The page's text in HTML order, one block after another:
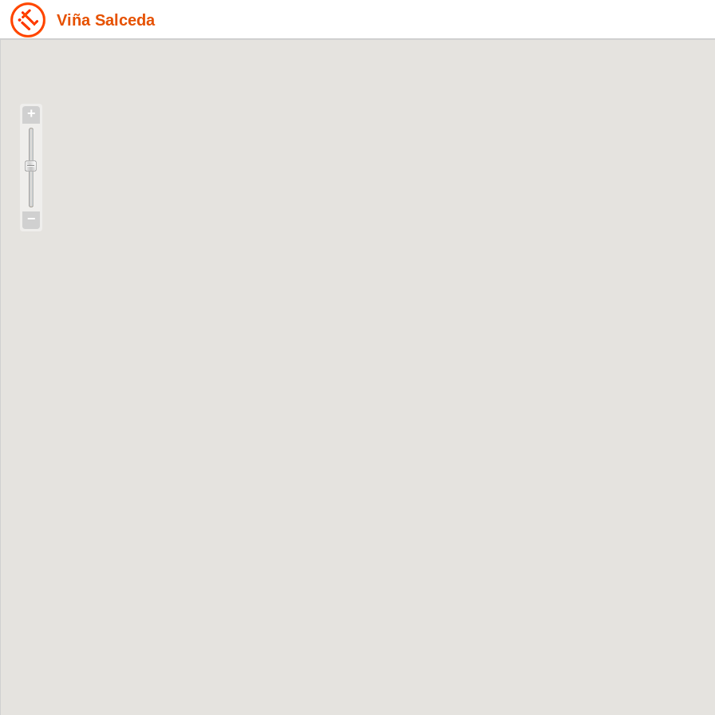
Viña Salceda
+
−